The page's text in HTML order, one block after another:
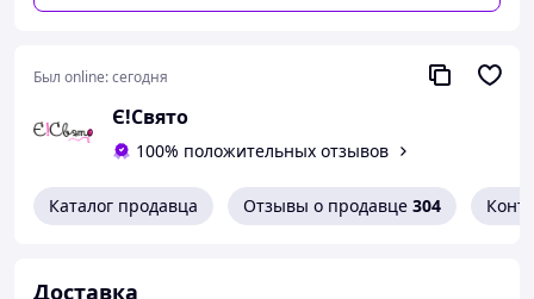
Был online:сегодня
Є!Свято
100% положительных отзывов
Каталог продавца Отзывы о продавце 304
Доставка